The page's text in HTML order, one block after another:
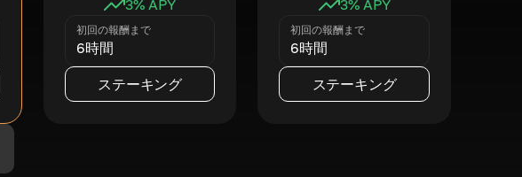
3% APY
初回の報酬まで
6時間
ステーキング
3% APY
初回の報酬まで
6時間
ステーキング